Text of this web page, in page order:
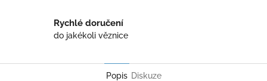
Rychlé doručení
do jakékoli věznice
Popis Diskuze